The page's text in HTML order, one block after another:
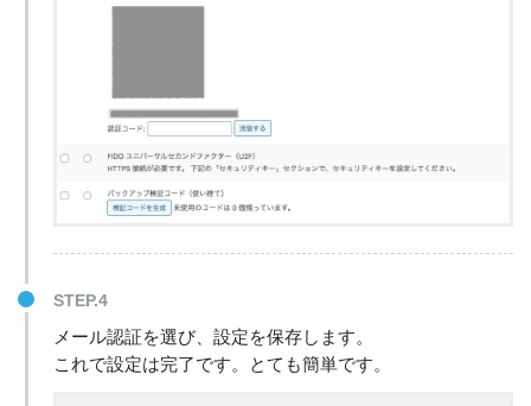
STEP.4
メール認証を選び、設定を保存します。
これで設定は完了です。とても簡単です。